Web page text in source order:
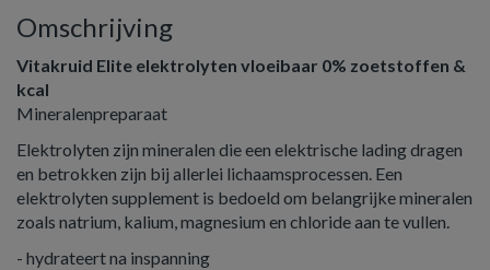
Omschrijving
Vitakruid Elite elektrolyten vloeibaar 0% zoetstoffen &
kcal
Mineralenpreparaat
Elektrolyten zijn mineralen die een elektrische lading dragen
en betrokken zijn bij allerlei lichaamsprocessen. Een
elektrolyten supplement is bedoeld om belangrijke mineralen
zoals natrium, kalium, magnesium en chloride aan te vullen.
- hydrateert na inspanning